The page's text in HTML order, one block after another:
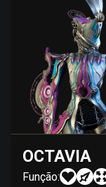
OCTAVIA
Função: